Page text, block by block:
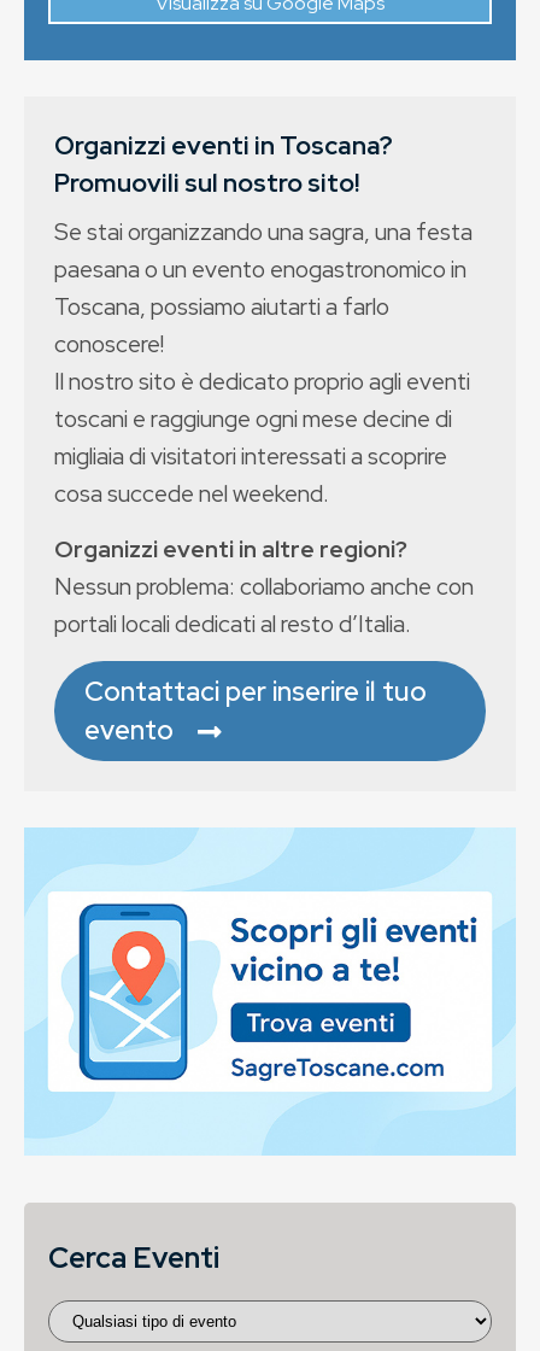
Organizzi eventi in Toscana?
Promuovili sul nostro sito!
Se stai organizzando una sagra, una festa
paesana o un evento enogastronomico in
Toscana, possiamo aiutarti a farlo
conoscere!
Il nostro sito è dedicato proprio agli eventi
toscani e raggiunge ogni mese decine di
migliaia di visitatori interessati a scoprire
cosa succede nel weekend.
Organizzi eventi in altre regioni?
Nessun problema: collaboriamo anche con
portali locali dedicati al resto d’Italia.
Contattaci per inserire il tuo
evento
Cerca Eventi